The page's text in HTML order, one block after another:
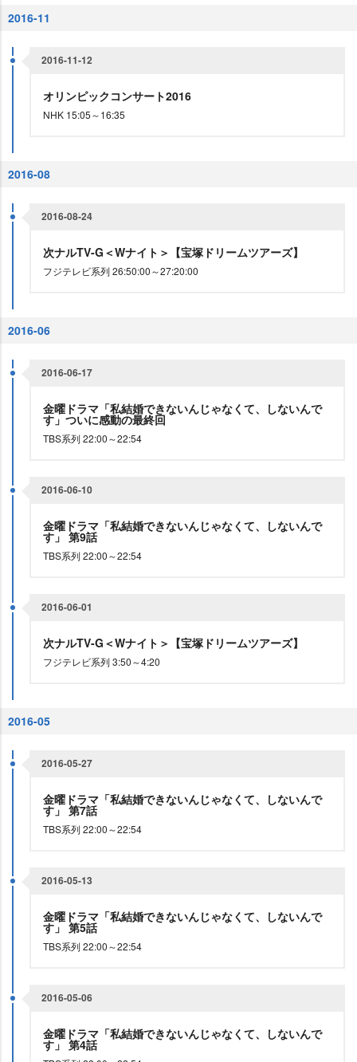
2016-11
2016-11-12
オリンピックコンサート2016
NHK 15:05～16:35
2016-08
2016-08-24
次ナルTV-G＜Wナイト＞【宝塚ドリームツアーズ】
フジテレビ系列 26:50:00～27:20:00
2016-06
2016-06-17
金曜ドラマ「私結婚できないんじゃなくて、しないんで
す」ついに感動の最終回
TBS系列 22:00～22:54
2016-06-10
金曜ドラマ「私結婚できないんじゃなくて、しないんで
す」 第9話
TBS系列 22:00～22:54
2016-06-01
次ナルTV-G＜Wナイト＞【宝塚ドリームツアーズ】
フジテレビ系列 3:50～4:20
2016-05
2016-05-27
金曜ドラマ「私結婚できないんじゃなくて、しないんで
す」 第7話
TBS系列 22:00～22:54
2016-05-13
金曜ドラマ「私結婚できないんじゃなくて、しないんで
す」 第5話
TBS系列 22:00～22:54
2016-05-06
金曜ドラマ「私結婚できないんじゃなくて、しないんで
す」 第4話